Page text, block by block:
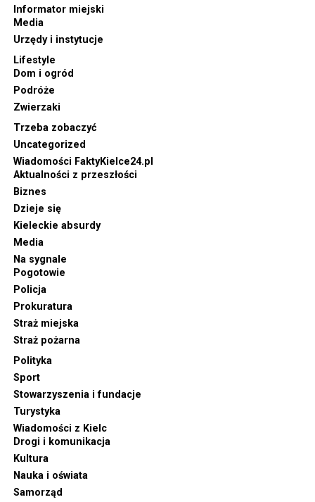
Informator miejski
Media
Urzędy i instytucje
Lifestyle
Dom i ogród
Podróże
Zwierzaki
Trzeba zobaczyć
Uncategorized
Wiadomości FaktyKielce24.pl
Aktualności z przeszłości
Biznes
Dzieje się
Kieleckie absurdy
Media
Na sygnale
Pogotowie
Policja
Prokuratura
Straż miejska
Straż pożarna
Polityka
Sport
Stowarzyszenia i fundacje
Turystyka
Wiadomości z Kielc
Drogi i komunikacja
Kultura
Nauka i oświata
Samorząd